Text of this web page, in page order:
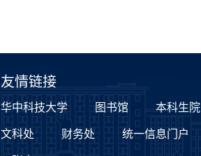
友情链接
华中科技大学 图书馆 本科生院
文科处 财务处 统一信息门户